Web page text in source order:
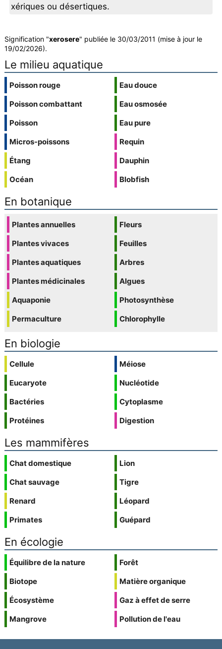
xériques ou désertiques.
Signification "xerosere" publiée le 30/03/2011 (mise à jour le
19/02/2026).
Le milieu aquatique
Poisson rouge
Poisson combattant
Poisson
Micros-poissons
Étang
Océan
Eau douce
Eau osmosée
Eau pure
Requin
Dauphin
Blobfish
En botanique
Plantes annuelles
Plantes vivaces
Plantes aquatiques
Plantes médicinales
Aquaponie
Permaculture
Fleurs
Feuilles
Arbres
Algues
Photosynthèse
Chlorophylle
En biologie
Cellule
Eucaryote
Bactéries
Protéines
Méiose
Nucléotide
Cytoplasme
Digestion
Les mammifères
Chat domestique
Chat sauvage
Renard
Primates
Lion
Tigre
Léopard
Guépard
En écologie
Équilibre de la nature
Biotope
Écosystème
Mangrove
Forêt
Matière organique
Gaz à effet de serre
Pollution de l'eau